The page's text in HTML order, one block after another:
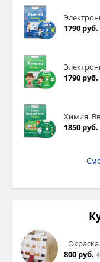
1790 руб.
1790 руб.
Химия.
1850 руб.
800 руб.